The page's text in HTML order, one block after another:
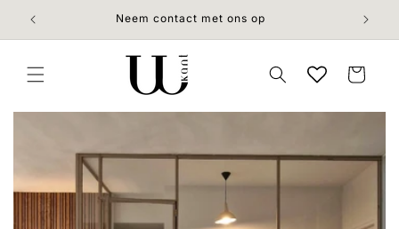
naar de
content
Neem contact met ons op
Winkelwagen